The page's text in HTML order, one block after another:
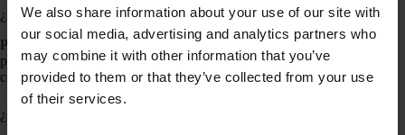
We also share information about your use of our site with
our social media, advertising and analytics partners who
may combine it with other information that you’ve
provided to them or that they’ve collected from your use
of their services.
¿Puede combinarse con cosmética occidental?
Por supuesto. Se trata de encontrar la
mejor combinación
para tu piel. Puedes usar tu crema habitual y complementarla
con un aceite corporal coreano, por ejemplo.
¿Cuánto tarda en notarse el cambio?